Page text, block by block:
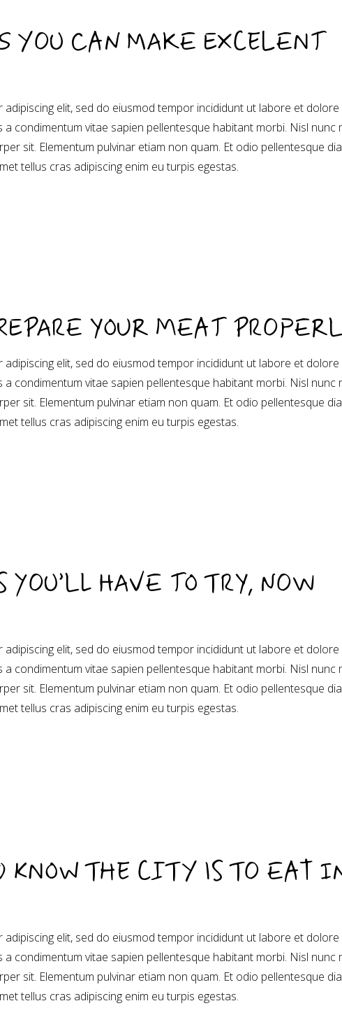
YOU CAN MAKE EXCELENT
elit, sed do eiusmod tempor incididunt ut labore et dolore
a condimentum vitae sapien pellentesque habitant morbi. Nisl nunc
sit. Elementum pulvinar etiam non quam. Et odio pellentesque
tellus cras adipiscing enim eu turpis egestas.
YOUR MEAT
elit, sed do eiusmod tempor incididunt ut labore et dolore
a condimentum vitae sapien pellentesque habitant morbi. Nisl nunc
sit. Elementum pulvinar etiam non quam. Et odio pellentesque
tellus cras adipiscing enim eu turpis egestas.
HAVE TO TRY, NOW
elit, sed do eiusmod tempor incididunt ut labore et dolore
a condimentum vitae sapien pellentesque habitant morbi. Nisl nunc
sit. Elementum pulvinar etiam non quam. Et odio pellentesque
tellus cras adipiscing enim eu turpis egestas.
KNOW THE CITY IS TO EAT
elit, sed do eiusmod tempor incididunt ut labore et dolore
a condimentum vitae sapien pellentesque habitant morbi. Nisl nunc
sit. Elementum pulvinar etiam non quam. Et odio pellentesque
tellus cras adipiscing enim eu turpis egestas.